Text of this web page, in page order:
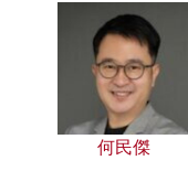
何民傑